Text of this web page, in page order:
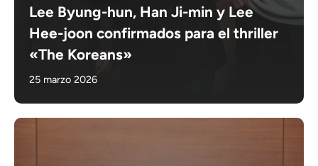
Lee Byung-hun, Han Ji-min y Lee
Hee-joon confirmados para el thriller
«The Koreans»
25 marzo 2026